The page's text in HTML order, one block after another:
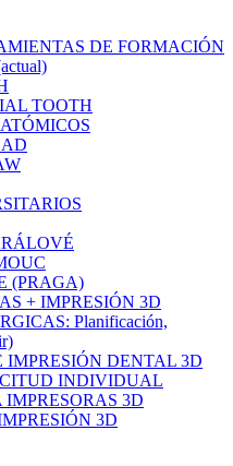
DE FORMACIÓN
TOOTH
(PRAGA)
+ IMPRESIÓN 3D
Planificación,
IMPRESIÓN DENTAL 3D
INDIVIDUAL
IMPRESORAS 3D
3D